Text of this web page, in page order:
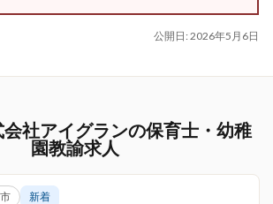
公開日: 2026年5月6日
社アイグランの保育士・幼稚
園教諭求人
新着